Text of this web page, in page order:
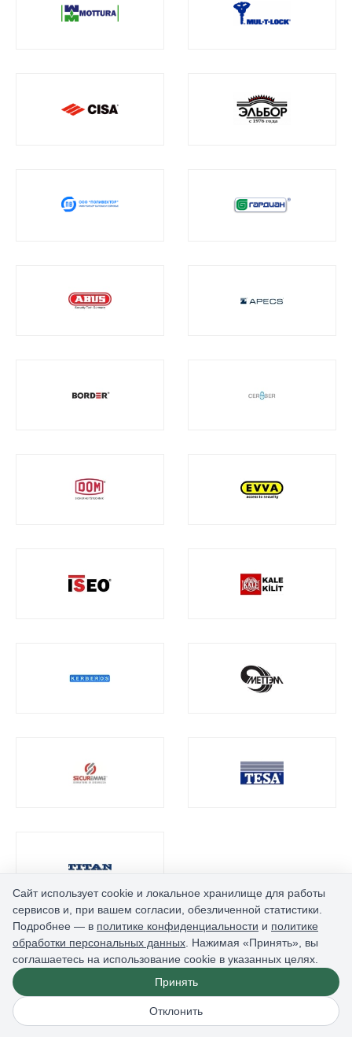
Сайт использует cookie и локальное хранилище для работы
сервисов и, при вашем согласии, обезличенной статистики.
Подробнее — в политике конфиденциальности и политике
обработки персональных данных . Нажимая «Принять», вы
соглашаетесь на использование cookie в указанных целях.
Принять
Отклонить